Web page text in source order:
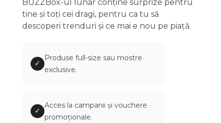
BUZZBox-ul lunar conține surprize pentru
tine și toți cei dragi, pentru ca tu să
descoperi trenduri și ce mai e nou pe piață.
✓
Produse full-size sau mostre
exclusive.
✓
Acces la campanii și vouchere
promoționale.